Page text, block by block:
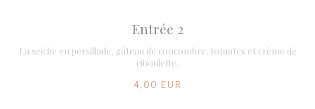
Entrée 2
La seiche en persillade, gâteau de concombre, tomates et crème de
ciboulette.
4,00 EUR